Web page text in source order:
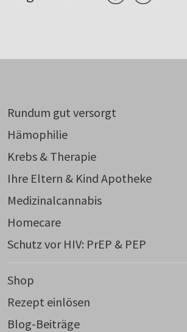
Rundum gut versorgt
Hämophilie
Krebs & Therapie
Ihre Eltern & Kind Apotheke
Medizinalcannabis
Homecare
Schutz vor HIV: PrEP & PEP
Shop
Rezept einlösen
Blog-Beiträge